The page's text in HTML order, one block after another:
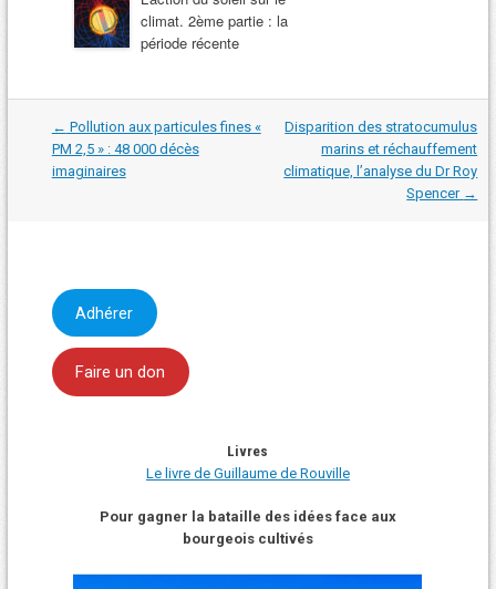
climat. 2ème partie : la
période récente
Navigation
dans
les
articles
← Pollution aux particules fines «
PM 2,5 » : 48 000 décès
imaginaires
Disparition des stratocumulus
marins et réchauffement
climatique, l’analyse du Dr Roy
Spencer →
Adhérer
Faire un don
Livres
Le livre de Guillaume de Rouville
Pour gagner la bataille des idées face aux
bourgeois cultivés